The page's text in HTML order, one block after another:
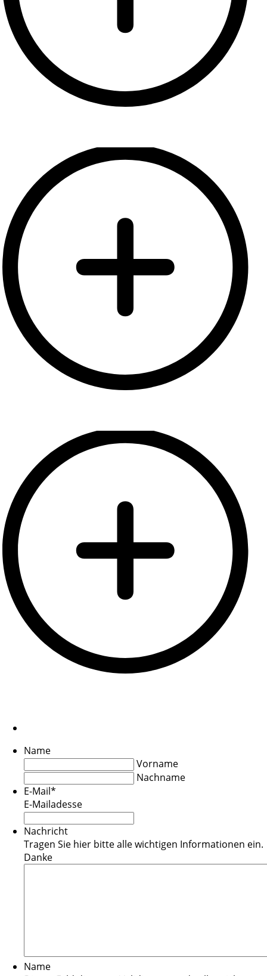
Name
Vorname
Nachname
E-Mail*
E-Mailadesse
Nachricht
Tragen Sie hier bitte alle wichtigen Informationen ein.
Danke
Name